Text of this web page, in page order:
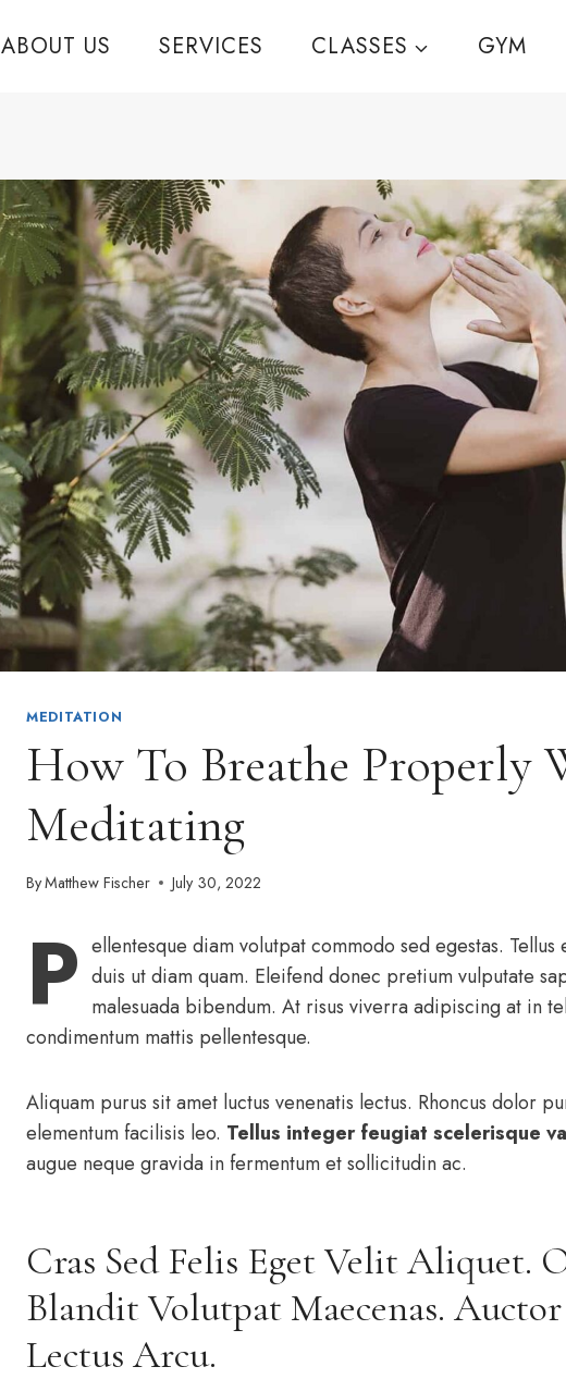
ABOUT US SERVICES CLASSES GYM
MEDITATION
How To Breathe Properly
Meditating
ByMatthew Fischer July 30, 2022
P ellentesque diam volutpat commodo sed egestas.
duis ut diam quam. Eleifend donec pretium vulputate
malesuada bibendum. At risus viverra adipiscing at in
condimentum mattis pellentesque.
Aliquam purus sit amet luctus venenatis lectus. Rhoncus dolor
elementum facilisis leo. Tellus integer feugiat scelerisque
augue neque gravida in fermentum et sollicitudin ac.
Cras Sed Felis Eget Velit Aliquet.
Blandit Volutpat Maecenas.
Lectus Arcu.